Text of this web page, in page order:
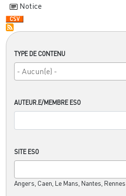
TYPE DE CONTENU
AUTEUR.E/MEMBRE ESO
SITE ESO
Angers, Caen, Le Mans, Nantes, Rennes
Notice